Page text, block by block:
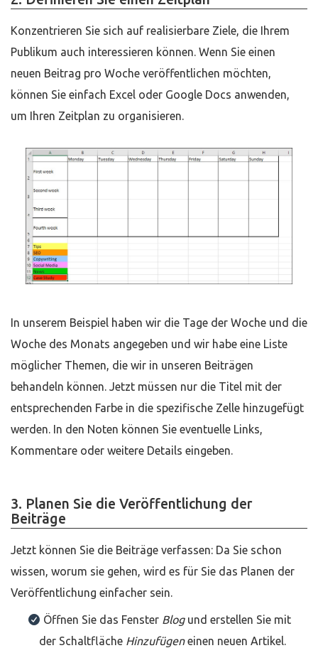
Konzentrieren Sie sich auf realisierbare Ziele, die Ihrem
Publikum auch interessieren können. Wenn Sie einen
neuen Beitrag pro Woche veröffentlichen möchten,
können Sie einfach Excel oder Google Docs anwenden,
um Ihren Zeitplan zu organisieren.
In unserem Beispiel haben wir die Tage der Woche und die
Woche des Monats angegeben und wir habe eine Liste
möglicher Themen, die wir in unseren Beiträgen
behandeln können. Jetzt müssen nur die Titel mit der
entsprechenden Farbe in die spezifische Zelle hinzugefügt
werden. In den Noten können Sie eventuelle Links,
Kommentare oder weitere Details eingeben.
3. Planen Sie die Veröffentlichung der
Beiträge
Jetzt können Sie die Beiträge verfassen: Da Sie schon
wissen, worum sie gehen, wird es für Sie das Planen der
Veröffentlichung einfacher sein.
Öffnen Sie das Fenster Blogund erstellen Sie mit
der Schaltfläche Hinzufügeneinen neuen Artikel.